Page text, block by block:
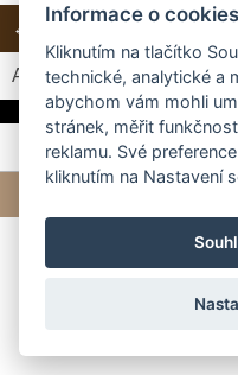
← Předchozí Další →
Automatické procházení: 3
Informace o cookies
Kliknutím na tlačítko
technické, analytické a
abychom vám mohli
stránek, měřit
reklamu. Své
kliknutím na Nastavení